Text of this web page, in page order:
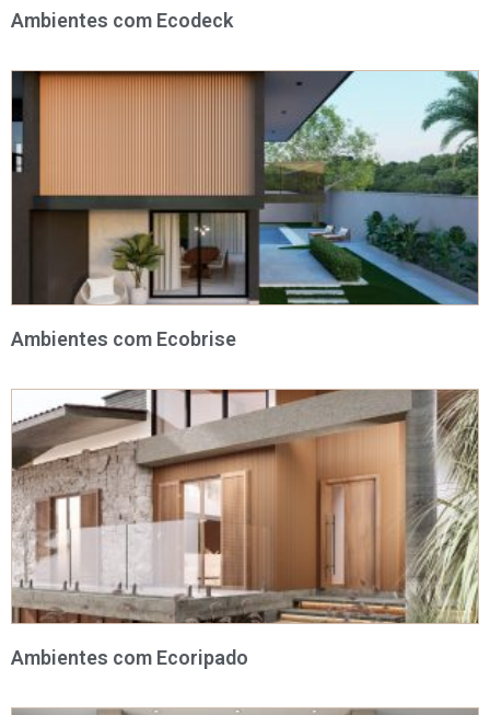
Ambientes com Ecodeck
Ambientes com Ecobrise
Ambientes com Ecoripado